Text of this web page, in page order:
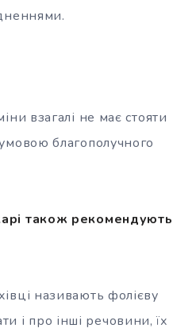
взагалі не має стояти
благополучного
також рекомендують
називають фолієву
і про інші речовини, їх